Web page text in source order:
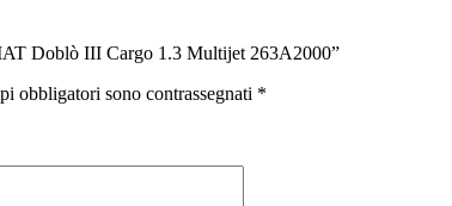
Doblò III Cargo 1.3 Multijet 263A2000”
obbligatori sono contrassegnati *